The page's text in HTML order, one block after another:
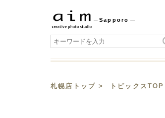
Sapporo
札幌店トップ > トピックスTOP